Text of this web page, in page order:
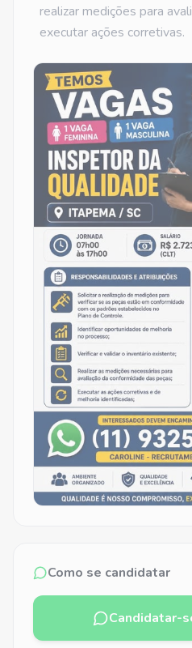
realizar medições para
executar ações corretivas.
Como se candidatar
Candidatar-